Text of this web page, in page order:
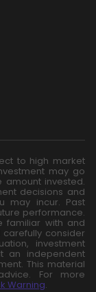
to high market
may go
invested.
decisions and
may incur. Past
performance.
familiar with and
consider
investment
an independent
This material
For more
Warning.